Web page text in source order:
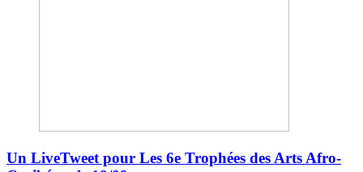
Un LiveTweet pour Les 6e Trophées des Arts Afro-